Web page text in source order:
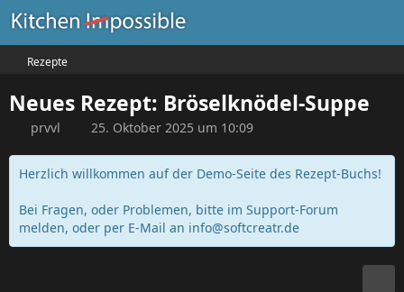
Rezepte
Neues Rezept: Bröselknödel-Suppe
prvvl 25. Oktober 2025 um 10:09
Herzlich willkommen auf der Demo-Seite des Rezept-Buchs!
Bei Fragen, oder Problemen, bitte im Support-Forum
melden, oder per E-Mail an info@softcreatr.de